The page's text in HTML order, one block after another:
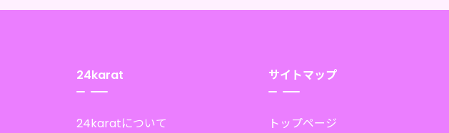
24karat
24karatについて
サイトマップ
トップページ